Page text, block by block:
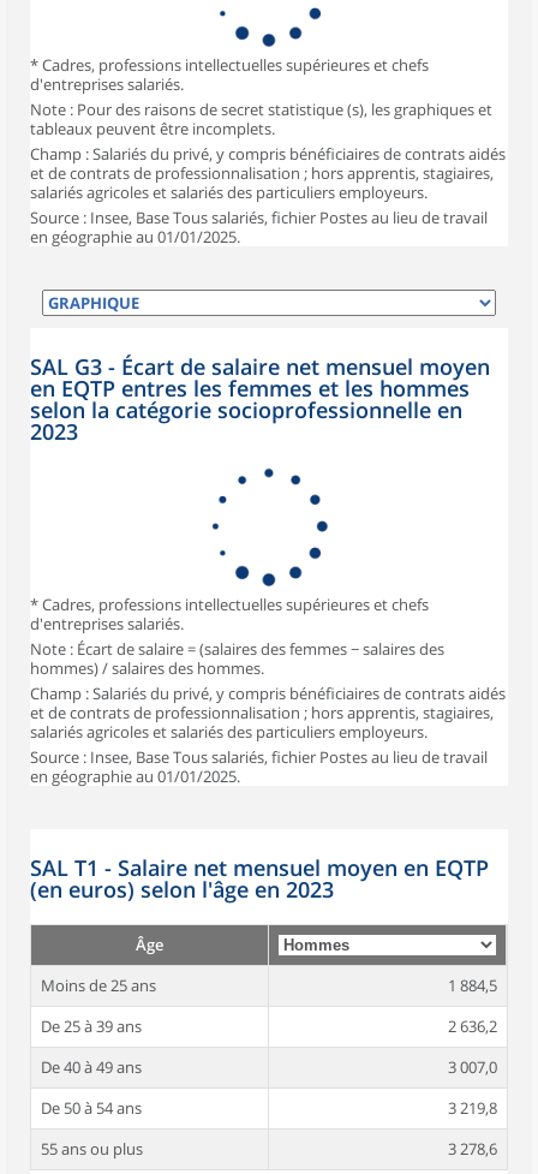
* Cadres, professions intellectuelles supérieures et chefs
d'entreprises salariés.
Note : Pour des raisons de secret statistique (s), les graphiques et
tableaux peuvent être incomplets.
Champ : Salariés du privé, y compris bénéficiaires de contrats aidés
et de contrats de professionnalisation ; hors apprentis, stagiaires,
salariés agricoles et salariés des particuliers employeurs.
Source : Insee, Base Tous salariés, fichier Postes au lieu de travail
en géographie au 01/01/2025.
SAL G3 - Écart de salaire net mensuel moyen
en EQTP entres les femmes et les hommes
selon la catégorie socioprofessionnelle en
2023
* Cadres, professions intellectuelles supérieures et chefs
d'entreprises salariés.
Note : Écart de salaire = (salaires des femmes − salaires des
hommes) / salaires des hommes.
Champ : Salariés du privé, y compris bénéficiaires de contrats aidés
et de contrats de professionnalisation ; hors apprentis, stagiaires,
salariés agricoles et salariés des particuliers employeurs.
Source : Insee, Base Tous salariés, fichier Postes au lieu de travail
en géographie au 01/01/2025.
SAL T1 - Salaire net mensuel moyen en EQTP
(en euros) selon l'âge en 2023
Âge
Moins de 25 ans
1 884,5
De 25 à 39 ans
2 636,2
De 40 à 49 ans
3 007,0
De 50 à 54 ans
3 219,8
55 ans ou plus
3 278,6